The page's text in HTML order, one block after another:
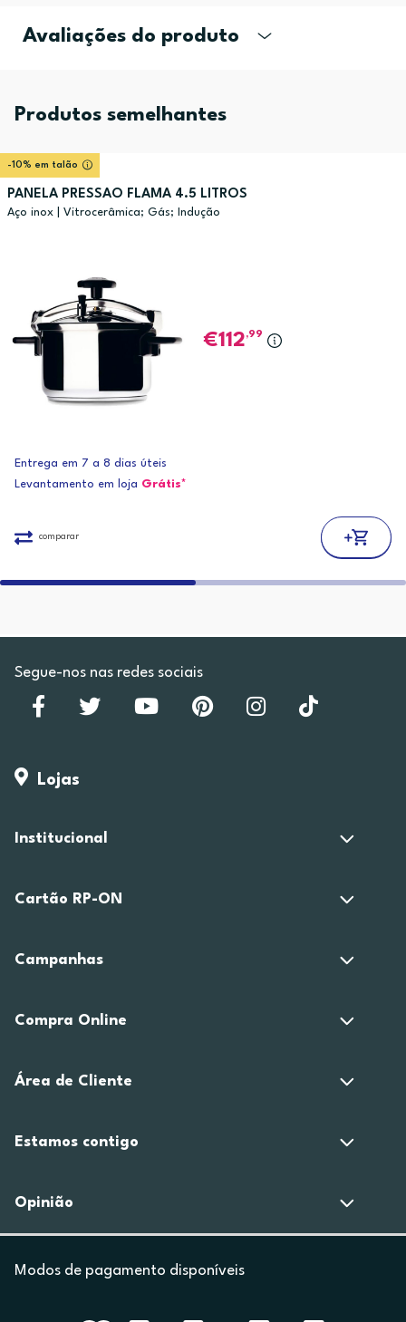
Avaliações do produto
Produtos semelhantes
-10% em talão
PANELA PRESSAO FLAMA 4.5 LITROS
Aço inox | Vitrocerâmica; Gás; Indução
112,99
Entrega em 7 a 8 dias úteis
Levantamento em loja Grátis*
comparar
Segue-nos nas redes sociais
Lojas
Institucional
Cartão RP-ON
Campanhas
Compra Online
Área de Cliente
Estamos contigo
Opinião
Modos de pagamento disponíveis